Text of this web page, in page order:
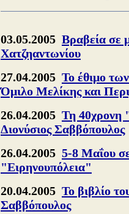
03.05.2005 Βραβεία σε
Χατζηαντωνίου
27.04.2005 Το έθιμο
Όμιλο Μελίκης και
26.04.2005 Τη 40χρονη
Διονύσιος Σαββόπουλος
26.04.2005 5-8 Μαΐου
"Ειρηνουπόλεια"
20.04.2005 Το βιβλίο
Σαββόπουλος